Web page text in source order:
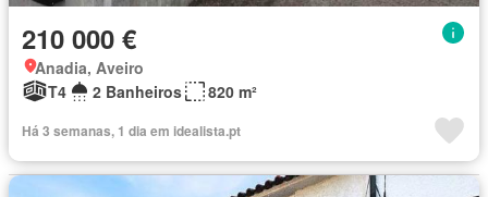
210 000 €
Anadia, Aveiro
T4
2 Banheiros 820 m²
Há 3 semanas, 1 dia em idealista.pt